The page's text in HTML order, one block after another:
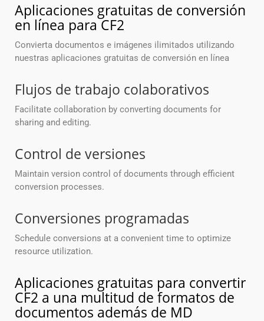
Aplicaciones gratuitas de conversión
en línea para CF2
Convierta documentos e imágenes ilimitados utilizando
nuestras aplicaciones gratuitas de conversión en línea
Flujos de trabajo colaborativos
Facilitate collaboration by converting documents for
sharing and editing.
Control de versiones
Maintain version control of documents through efficient
conversion processes.
Conversiones programadas
Schedule conversions at a convenient time to optimize
resource utilization.
Aplicaciones gratuitas para convertir
CF2 a una multitud de formatos de
documentos además de MD